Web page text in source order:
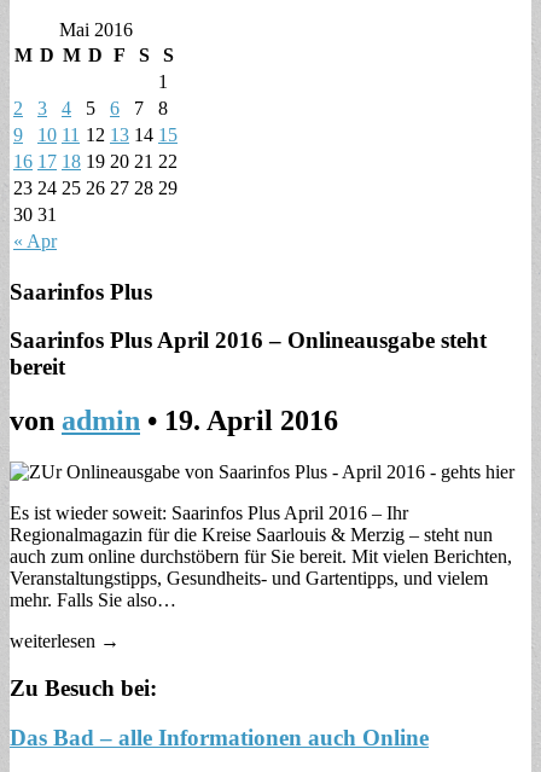
Mai 2016
M D M D F S S
« Apr
1
2
3 4 5 6 7
8
9
10 11 12 13 14 15
16 17 18 19 20 21 22
23 24 25 26 27 28 29
30 31
Saarinfos Plus
Saarinfos Plus April 2016 – Onlineausgabe steht
bereit
von admin • 19. April 2016
Es ist wieder soweit: Saarinfos Plus April 2016 – Ihr
Regionalmagazin für die Kreise Saarlouis & Merzig – steht nun
auch zum online durchstöbern für Sie bereit. Mit vielen Berichten,
Veranstaltungstipps, Gesundheits- und Gartentipps, und vielem
mehr. Falls Sie also…
weiterlesen →
Zu Besuch bei:
Das Bad – alle Informationen auch Online